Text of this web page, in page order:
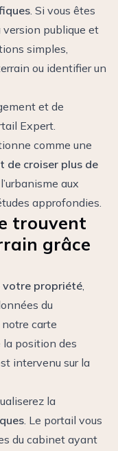
. Si vous êtes
version publique et
simples,
ou identifier un
et de
Expert.
comme une
croiser plus de
aux
approfondies.
trouvent
grâce
votre propriété,
du
carte
position des
intervenu sur la
la
. Le portail vous
du cabinet ayant